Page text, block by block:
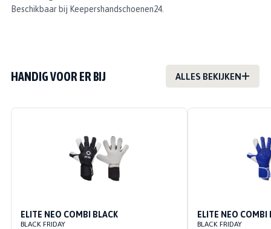
Beschikbaar bij Keepershandschoenen24.
HANDIG VOOR ER BIJ ALLES BEKIJKEN
ELITE NEO COMBI BLACK
BLACK FRIDAY
ELITE NEO COMBI
BLACK FRIDAY